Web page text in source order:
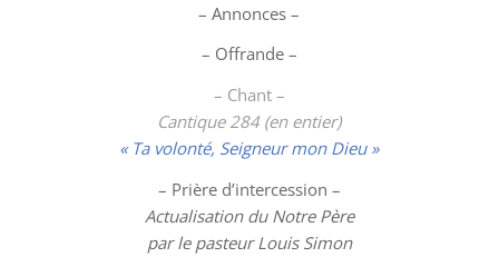
– Annonces –
– Offrande –
– Chant –
Cantique 284 (en entier)
« Ta volonté, Seigneur mon Dieu »
– Prière d’intercession –
Actualisation du Notre Père
par le pasteur Louis Simon